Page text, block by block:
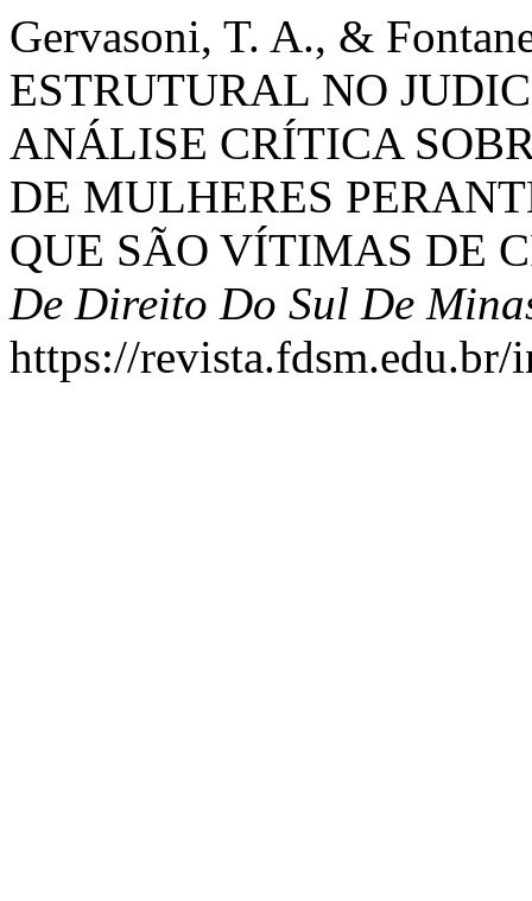
Gervasoni, T. A., &
ESTRUTURAL NO
ANÁLISE CRÍTICA
DE MULHERES
QUE SÃO VÍTIMAS DE
De Direito Do Sul De
https://